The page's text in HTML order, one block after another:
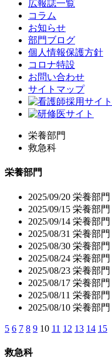
広報誌一覧
コラム
お知らせ
部門ブログ
個人情報保護方針
コロナ特設
お問い合わせ
サイトマップ
栄養部門
救急科
栄養部門
2025/09/20 栄養部門
2025/09/15 栄養部門
2025/09/14 栄養部門
2025/08/31 栄養部門
2025/08/30 栄養部門
2025/08/24 栄養部門
2025/08/23 栄養部門
2025/08/17 栄養部門
2025/08/11 栄養部門
2025/08/10 栄養部門
5 6 7 8 9 10 11 12 13 14 15
救急科